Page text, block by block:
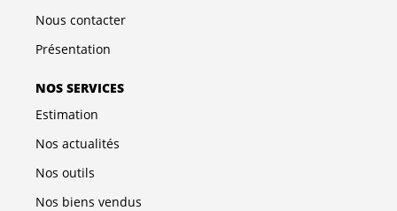
Nous contacter
Présentation
NOS SERVICES
Estimation
Nos actualités
Nos outils
Nos biens vendus